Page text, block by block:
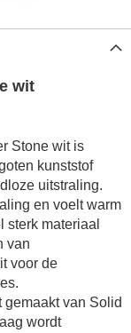
wit
Stone wit is
kunststof
uitstraling.
en voelt warm
sterk materiaal
van
voor de
gemaakt van Solid
wordt